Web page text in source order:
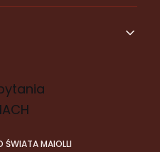
ŚWIATA MAIOLLI
0. Zobacz szczegóły